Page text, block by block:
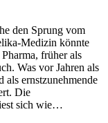
den Sprung vom
Medizin könnte
früher als
Was vor Jahren als
als ernstzunehmende
Die
sich wie…